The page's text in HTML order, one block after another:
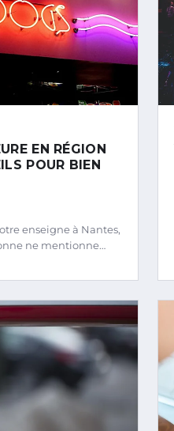
EN RÉGION
POUR BIEN
enseigne à Nantes,
ne mentionne…